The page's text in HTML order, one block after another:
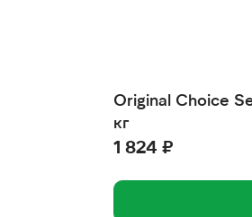
Original Choice
кг
1 824 ₽